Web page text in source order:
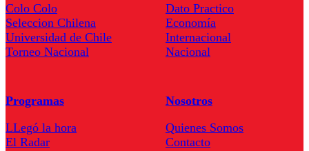
Colo Colo
Seleccion Chilena
Universidad de Chile
Torneo Nacional
Dato Practico
Economía
Internacional
Nacional
Programas
LLegó la hora
El Radar
Nosotros
Quienes Somos
Contacto